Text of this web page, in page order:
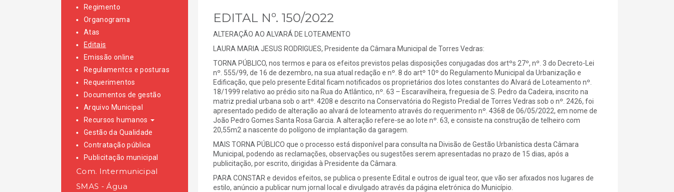
Regimento
Organograma
Atas
Editais
Emissão online
Regulamentos e posturas
Requerimentos
Documentos de gestão
Arquivo Municipal
Recursos humanos
Gestão da Qualidade
Contratação pública
Publicitação municipal
Com. Intermunicipal
SMAS - Água
EDITAL Nº. 150/2022
ALTERAÇÃO AO ALVARÁ DE LOTEAMENTO
LAURA MARIA JESUS RODRIGUES, Presidente da Câmara Municipal de Torres Vedras:
TORNA PÚBLICO, nos termos e para os efeitos previstos pelas disposições conjugadas dos artºs 27º, nº. 3 do Decreto-Lei
nº. 555/99, de 16 de dezembro, na sua atual redação e nº. 8 do artº 10º do Regulamento Municipal da Urbanização e
Edificação, que pelo presente Edital ficam notificados os proprietários dos lotes constantes do Alvará de Loteamento nº.
18/1999 relativo ao prédio sito na Rua do Atlântico, nº. 63 – Escaravilheira, freguesia de S. Pedro da Cadeira, inscrito na
matriz predial urbana sob o artº. 4208 e descrito na Conservatória do Registo Predial de Torres Vedras sob o nº. 2426, foi
apresentado pedido de alteração ao alvará de loteamento através do requerimento nº. 4368 de 06/05/2022, em nome de
João Pedro Gomes Santa Rosa Garcia. A alteração refere-se ao lote nº. 63, e consiste na construção de telheiro com
20,55m2 a nascente do polígono de implantação da garagem.
MAIS TORNA PÚBLICO que o processo está disponível para consulta na Divisão de Gestão Urbanística desta Câmara
Municipal, podendo as reclamações, observações ou sugestões serem apresentadas no prazo de 15 dias, após a
publicitação, por escrito, dirigidas à Presidente da Câmara.
PARA CONSTAR e devidos efeitos, se publica o presente Edital e outros de igual teor, que vão ser afixados nos lugares de
estilo, anúncio a publicar num jornal local e divulgado através da página eletrónica do Município.